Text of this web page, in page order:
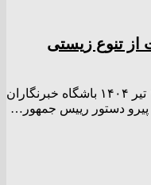
تنوع زیستی
به گزارش کاوک نیوز ۱۳:۰۷ – ۱۵ تير ۱۴۰۴ باشگاه خبرنگاران
پیرو دستور رییس جمهور…